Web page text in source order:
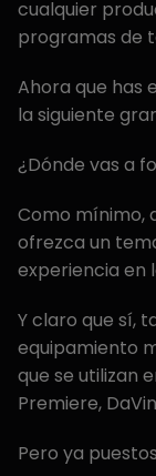
cualquier
programas de
Ahora que has
la siguiente
¿Dónde vas a
Como mínimo,
ofrezca un
experiencia en
Y claro que sí,
equipamiento
que se utilizan
Premiere,
Pero ya